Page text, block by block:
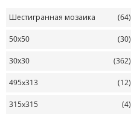
Шестигранная мозаика (64)
50х50 (30)
30х30 (362)
495x313 (12)
315x315 (4)